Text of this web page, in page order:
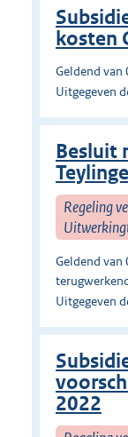
kosten
Geldend
Uitgegeven
Besluit
Regeling
Geldend
Uitgegeven
2022